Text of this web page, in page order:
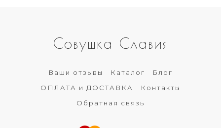
Совушка Славия
Ваши отзывы Каталог
Блог
ОПЛАТА и ДОСТАВКА
Контакты
Обратная связь